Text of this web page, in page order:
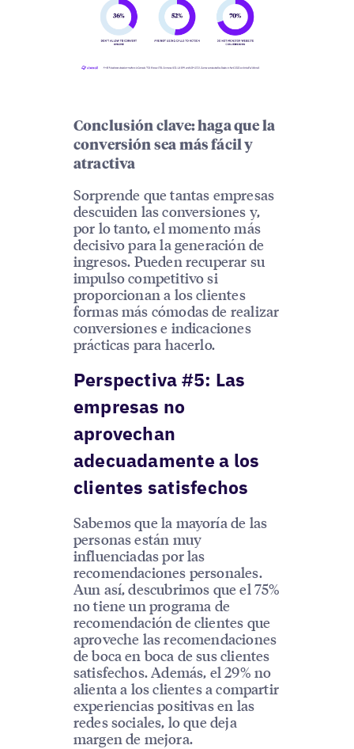
Conclusión clave: haga que la
conversión sea más fácil y
atractiva
Sorprende que tantas empresas
descuiden las conversiones y,
por lo tanto, el momento más
decisivo para la generación de
ingresos. Pueden recuperar su
impulso competitivo si
proporcionan a los clientes
formas más cómodas de realizar
conversiones e indicaciones
prácticas para hacerlo.
Perspectiva #5: Las
empresas no
aprovechan
adecuadamente a los
clientes satisfechos
Sabemos que la mayoría de las
personas están muy
influenciadas por las
recomendaciones personales.
Aun así, descubrimos que el 75%
no tiene un programa de
recomendación de clientes que
aproveche las recomendaciones
de boca en boca de sus clientes
satisfechos. Además, el 29% no
alienta a los clientes a compartir
experiencias positivas en las
redes sociales, lo que deja
margen de mejora.